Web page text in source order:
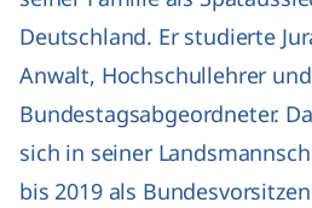
Deutschland. Er studierte
Anwalt, Hochschullehrer und
Bundestagsabgeordneter.
sich in seiner
bis 2019 als